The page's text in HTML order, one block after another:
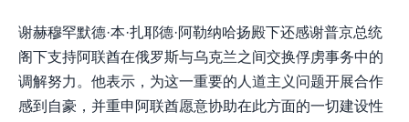
谢赫穆罕默德·本·扎耶德·阿勒纳哈扬殿下还感谢普京总统
阁下支持阿联酋在俄罗斯与乌克兰之间交换俘虏事务中的
调解努力。他表示，为这一重要的人道主义问题开展合作
感到自豪，并重申阿联酋愿意协助在此方面的一切建设性